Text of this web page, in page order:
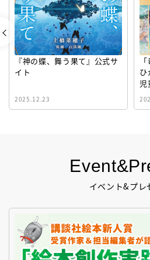
イベント&プレ
『神の蝶、舞う果て』公式サ
イト
2025.12.23
生